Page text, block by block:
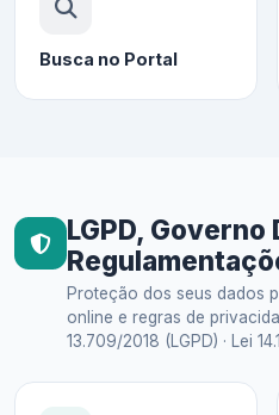
Busca no Portal
LGPD, Governo
Proteção dos seus dados
online e regras de
13.709/2018 (LGPD) · Lei